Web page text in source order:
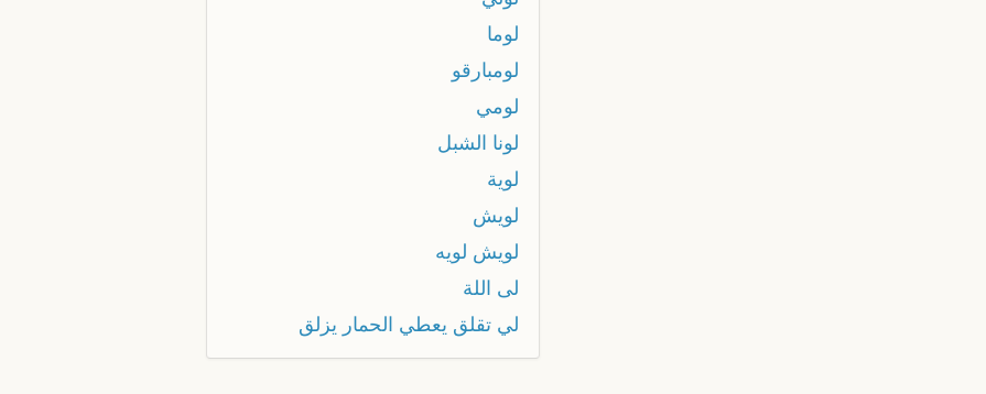
لوما
لومبارقو
لومي
لونا الشبل
لوية
لويش
لويش لويه
لى اللة
لي تقلق يعطي الحمار يزلق